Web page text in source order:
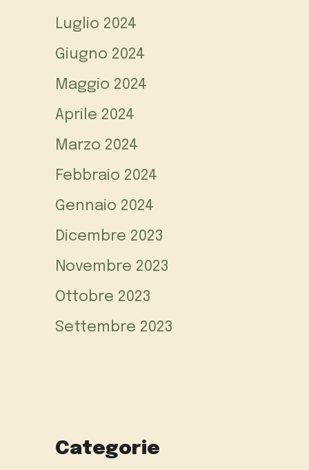
Luglio 2024
Giugno 2024
Maggio 2024
Aprile 2024
Marzo 2024
Febbraio 2024
Gennaio 2024
Dicembre 2023
Novembre 2023
Ottobre 2023
Settembre 2023
Categorie